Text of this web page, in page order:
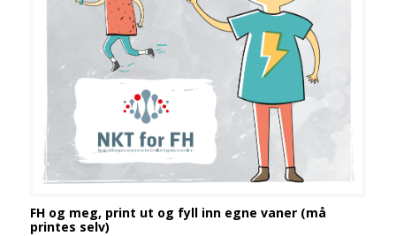
FH og meg, print ut og fyll inn egne vaner (må
printes selv)